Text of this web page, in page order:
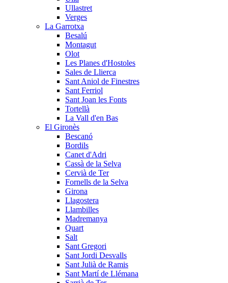
Ullastret
Verges
La Garrotxa
Besalú
Montagut
Olot
Les Planes d'Hostoles
Sales de Llierca
Sant Aniol de Finestres
Sant Ferriol
Sant Joan les Fonts
Tortellà
La Vall d'en Bas
El Gironès
Bescanó
Bordils
Canet d'Adri
Cassà de la Selva
Cervià de Ter
Fornells de la Selva
Girona
Llagostera
Llambilles
Madremanya
Quart
Salt
Sant Gregori
Sant Jordi Desvalls
Sant Julià de Ramis
Sant Martí de Llémana